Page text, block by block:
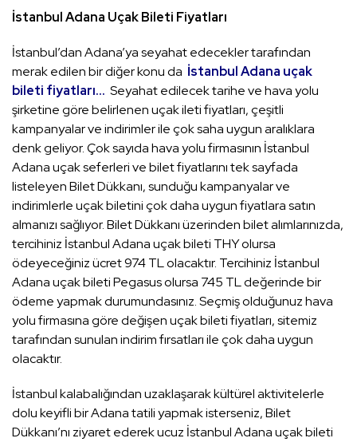
İstanbul Adana Uçak Bileti Fiyatları
İstanbul’dan Adana’ya seyahat edecekler tarafından
merak edilen bir diğer konu da İstanbul Adana uçak
bileti fiyatları… Seyahat edilecek tarihe ve hava yolu
şirketine göre belirlenen uçak ileti fiyatları, çeşitli
kampanyalar ve indirimler ile çok saha uygun aralıklara
denk geliyor. Çok sayıda hava yolu firmasının İstanbul
Adana uçak seferleri ve bilet fiyatlarını tek sayfada
listeleyen Bilet Dükkanı, sunduğu kampanyalar ve
indirimlerle uçak biletini çok daha uygun fiyatlara satın
almanızı sağlıyor. Bilet Dükkanı üzerinden bilet alımlarınızda,
tercihiniz İstanbul Adana uçak bileti THY olursa
ödeyeceğiniz ücret 974 TL olacaktır. Tercihiniz İstanbul
Adana uçak bileti Pegasus olursa 745 TL değerinde bir
ödeme yapmak durumundasınız. Seçmiş olduğunuz hava
yolu firmasına göre değişen uçak bileti fiyatları, sitemiz
tarafından sunulan indirim fırsatları ile çok daha uygun
olacaktır.
İstanbul kalabalığından uzaklaşarak kültürel aktivitelerle
dolu keyifli bir Adana tatili yapmak isterseniz, Bilet
Dükkanı’nı ziyaret ederek ucuz İstanbul Adana uçak bileti